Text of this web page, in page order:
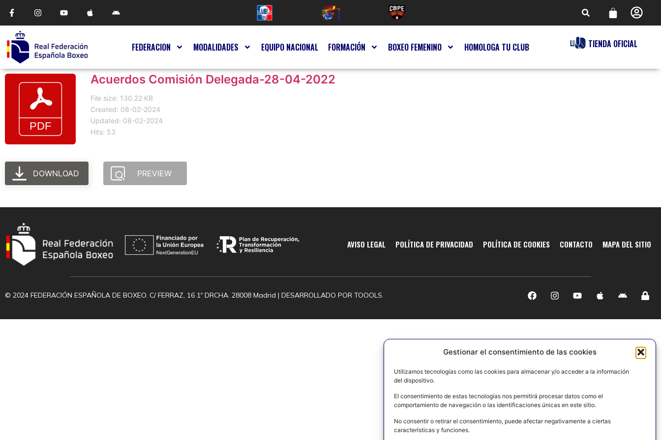
Gestionar el consentimiento de las cookies
Utilizamos tecnologías como las cookies para almacenar y/o acceder a la información
del dispositivo.
El consentimiento de estas tecnologías nos permitirá procesar datos como el
comportamiento de navegación o las identificaciones únicas en este sitio.
No consentir o retirar el consentimiento, puede afectar negativamente a ciertas
características y funciones.
FEDERACION MODALIDADES EQUIPO NACIONAL FORMACIÓN BOXEO FEMENINO HOMOLOGA TU CLUB TIENDA OFICIAL
Acuerdos Comisión Delegada-28-04-2022
File size: 130.22 KB
Created: 08-02-2024
Updated: 08-02-2024
Hits: 53
DOWNLOAD PREVIEW
AVISO LEGAL POLÍTICA DE PRIVACIDAD POLÍTICA DE COOKIES CONTACTO MAPA DEL SITIO
© 2024 FEDERACIÓN ESPAÑOLA DE BOXEO. C/ FERRAZ, 16 1º DRCHA. 28008 Madrid | DESARROLLADO POR TOOOLS.